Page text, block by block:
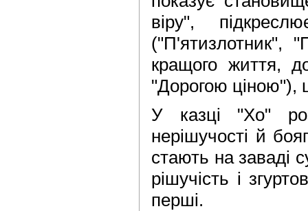
віру",
("П'ятизлотник",
кращого життя,
"Дорогою ціною"),
У казці "Хо"
нерішучості й
стають на заваді
рішучість і
перші.